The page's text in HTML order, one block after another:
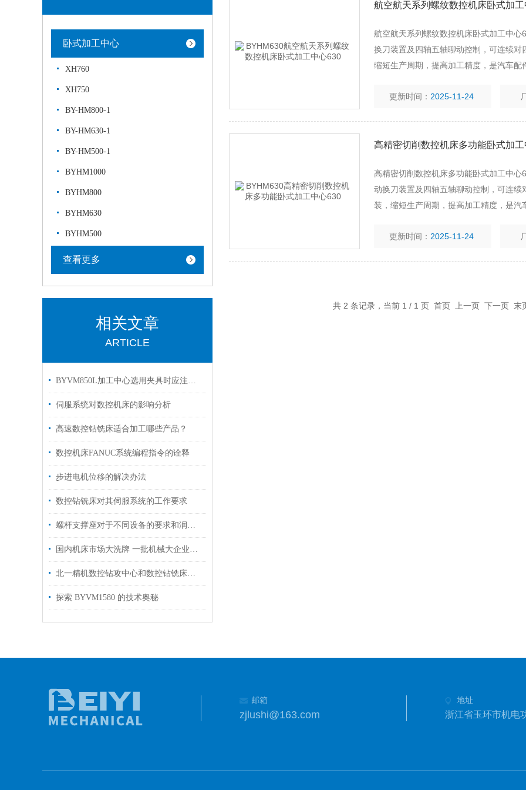
卧式加工中心
XH760
XH750
BY-HM800-1
BY-HM630-1
BY-HM500-1
BYHM1000
BYHM800
BYHM630
BYHM500
查看更多
相关文章
ARTICLE
BYVM850L加工中心选用夹具时应注意哪些事项
伺服系统对数控机床的影响分析
高速数控钻铣床适合加工哪些产品？
数控机床FANUC系统编程指令的诠释
步进电机位移的解决办法
数控钻铣床对其伺服系统的工作要求
螺杆支撑座对于不同设备的要求和润滑方式
国内机床市场大洗牌 一批机械大企业脱颖而出
北一精机数控钻攻中心和数控钻铣床的区别
探索 BYVM1580 的技术奥秘
航空航天系列螺纹数控机床卧式加工
航空航天系列螺纹数控机床卧式加工中
换刀装置及四轴五轴聊动控制，可连续对
缩短生产周期，提高加工精度，是汽车
更新时间： 2025-11-24
高精密切削数控机床多功能卧式加工
高精密切削数控机床多功能卧式加工中
动换刀装置及四轴五轴聊动控制，可连
装，缩短生产周期，提高加工精度，是
更新时间： 2025-11-24
共 2 条记录，当前 1 / 1 页 首页 上一页 下一页 末
邮箱
zjlushi@163.com
地址
浙江省玉环市机电